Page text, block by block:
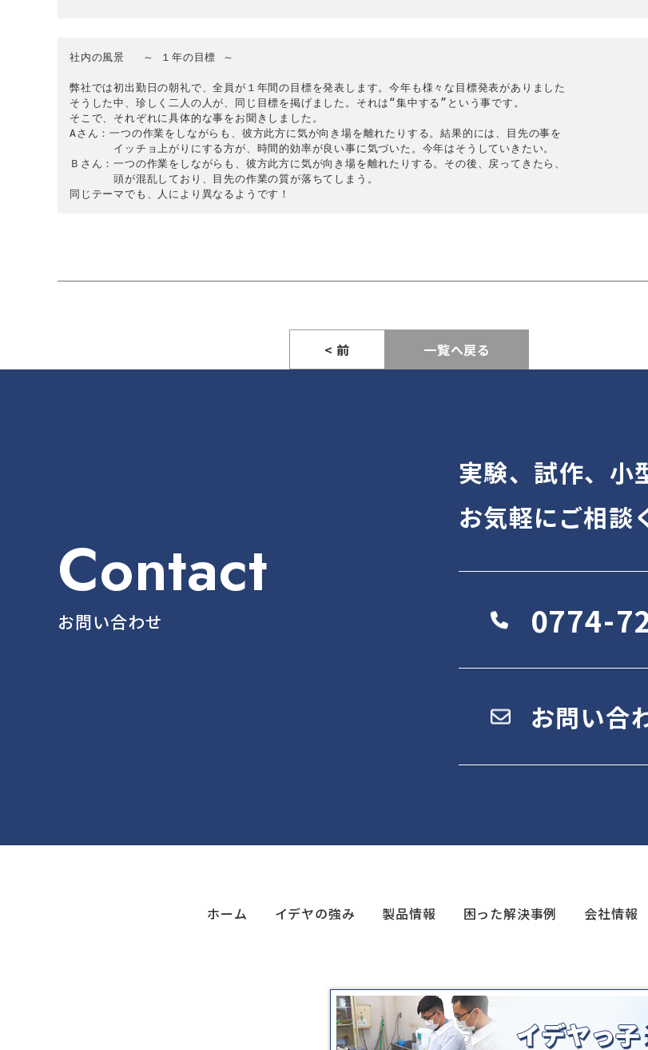
社内の風景 ～ １年の目標 ～
弊社では初出勤日の朝礼で、全員が１年間の目標を発表します。今年も様々な目標発表がありました
そうした中、珍しく二人の人が、同じ目標を掲げました。それは“集中する”という事です。
そこで、それぞれに具体的な事をお聞きしました。
Aさん：一つの作業をしながらも、彼方此方に気が向き場を離れたりする。結果的には、目先の事を
イッチョ上がりにする方が、時間的効率が良い事に気づいた。今年はそうしていきたい。
Ｂさん：一つの作業をしながらも、彼方此方に気が向き場を離れたりする。その後、戻ってきたら、
頭が混乱しており、目先の作業の質が落ちてしまう。
同じテーマでも、人により異なるようです！
< 前 一覧へ戻る
Contact
お問い合わせ
実験、試作、小
お気軽にご相談
0774-
お問い合
ホーム イデヤの強み 製品情報 困った解決事例 会社情報